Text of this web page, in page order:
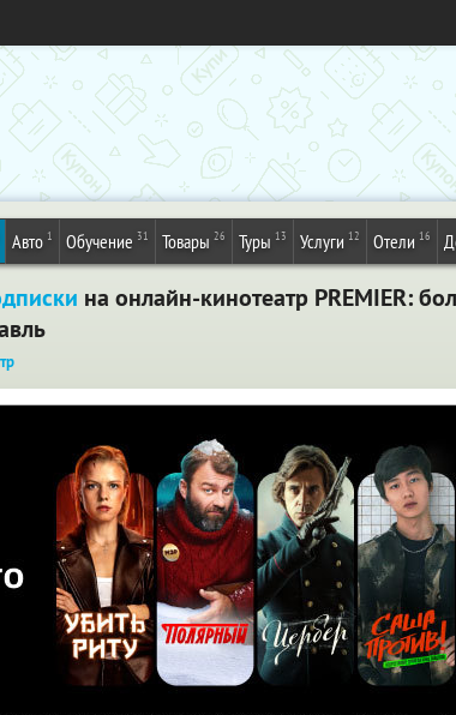
Авто 1 Обучение 31 Товары 26 Туры 13 Услуги 12 Отели 16
на онлайн-кинотеатр PREMIER: